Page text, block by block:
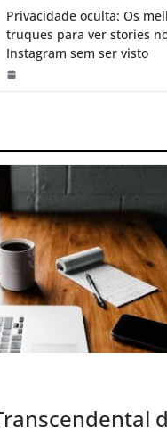
Privacidade oculta: Os
truques para ver stories
Instagram sem ser visto